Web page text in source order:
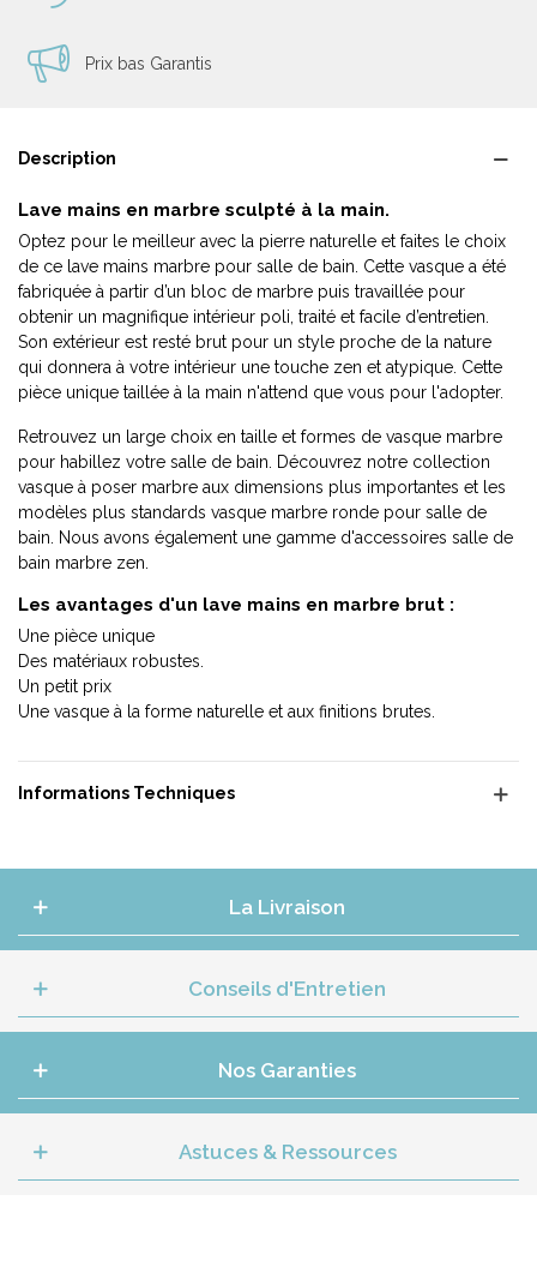
Prix bas Garantis
Description
Lave mains en marbre sculpté à la main.
Optez pour le meilleur avec la pierre naturelle et faites le choix
de ce lave mains marbre pour salle de bain. Cette vasque a été
fabriquée à partir d’un bloc de marbre puis travaillée pour
obtenir un magnifique intérieur poli, traité et facile d’entretien.
Son extérieur est resté brut pour un style proche de la nature
qui donnera à votre intérieur une touche zen et atypique. Cette
pièce unique taillée à la main n'attend que vous pour l'adopter.
Retrouvez un large choix en taille et formes de vasque marbre
pour habillez votre salle de bain. Découvrez notre collection
vasque à poser marbre aux dimensions plus importantes et les
modèles plus standards vasque marbre ronde pour salle de
bain. Nous avons également une gamme d'accessoires salle de
bain marbre zen.
Les avantages d'un lave mains en marbre brut :
Une pièce unique
Des matériaux robustes.
Un petit prix
Une vasque à la forme naturelle et aux finitions brutes.
Informations Techniques
La Livraison
Conseils d'Entretien
Nos Garanties
Astuces & Ressources